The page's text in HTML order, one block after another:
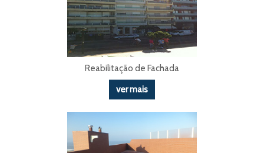
Reabilitação de Fachada
ver mais